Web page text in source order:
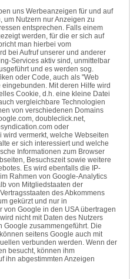
uns Werbeanzeigen für und auf
Nutzern nur Anzeigen zu
entsprechen. Falls einem
werden, für die er sich auf
man hierbei vom
bei Aufruf unserer und anderer
Services aktiv sind, unmittelbar
und es werden sog.
oder Code, auch als "Web
Mit deren Hilfe wird
Cookie, d.h. eine kleine Datei
vergleichbare Technologien
von verschiedenen Domains
doubleclick.net,
oder
vermerkt, welche Webseiten
er sich interessiert und welche
Informationen zum Browser
Besuchszeit sowie weitere
Es wird ebenfalls die IP-
Rahmen von Google-Analytics
von Mitgliedstaaten der
des Abkommens
gekürzt und nur in
Google in den USA übertragen
nicht mit Daten des Nutzers
Google zusammengeführt. Die
seitens Google auch mit
verbunden werden. Wenn der
besucht, können ihm
ihn abgestimmten Anzeigen